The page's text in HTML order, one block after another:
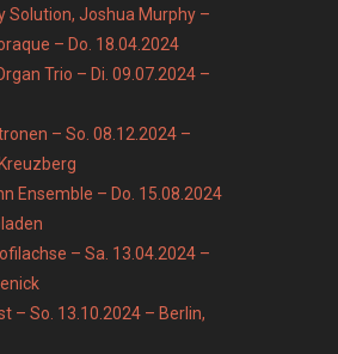
Solution, Joshua Murphy –
– Do. 18.04.2024
Trio – Di. 09.07.2024 –
– So. 08.12.2024 –
Ensemble – Do. 15.08.2024
– Sa. 13.04.2024 –
– So. 13.10.2024 – Berlin,